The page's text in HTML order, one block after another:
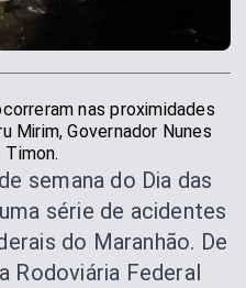
nas proximidades
Mirim, Governador Nunes
Timon.
semana do Dia das
série de acidentes
do Maranhão. De
Rodoviária Federal